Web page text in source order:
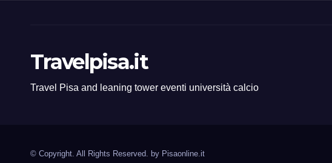
Travelpisa.it
Travel Pisa and leaning tower eventi università calcio
© Copyright. All Rights Reserved. by Pisaonline.it